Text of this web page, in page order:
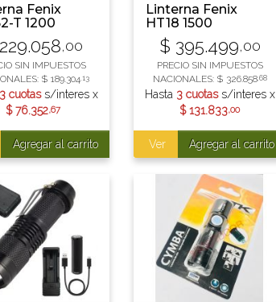
Fenix
T 1200
NG
229.058,00
SIN IMPUESTOS
$ 189.304 ,13
3 cuotass/interes x
$ 76.352,67
Agregar al carrito
Linterna Fenix
HT18 1500
LUMENS NG
$ 395.499,00
PRECIO SIN IMPUESTOS
NACIONALES: $ 326.858,68
Hasta 3 cuotass/interes x
$ 131.833,00
Ver Agregar al carrito